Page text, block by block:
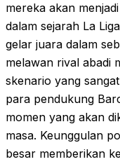
mereka akan
dalam sejarah La
gelar juara dalam
melawan rival abadi
skenario yang
para pendukung
momen yang akan
masa. Keunggulan
besar memberikan